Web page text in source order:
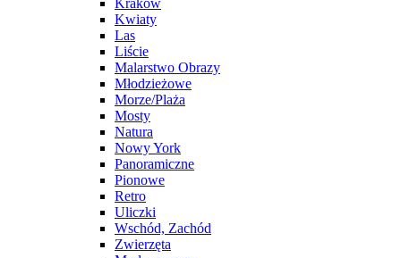
Kraków
Kwiaty
Las
Liście
Malarstwo Obrazy
Młodzieżowe
Morze/Plaża
Mosty
Natura
Nowy York
Panoramiczne
Pionowe
Retro
Uliczki
Wschód, Zachód
Zwierzęta